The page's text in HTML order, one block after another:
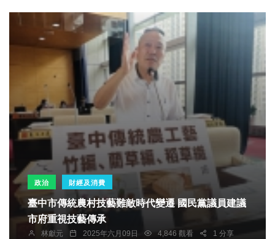
政治 財經及消費
臺中市傳統農村技藝難敵時代變遷 國民黨議員建議
市府重視技藝傳承
林獻元 2025年六月09日 4,846 觀看 1 分享